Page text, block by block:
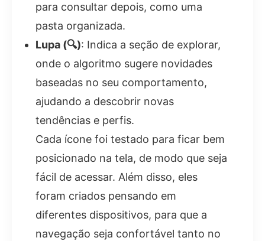
para consultar depois, como uma
pasta organizada.
Lupa (🔍): Indica a seção de explorar,
onde o algoritmo sugere novidades
baseadas no seu comportamento,
ajudando a descobrir novas
tendências e perfis.
Cada ícone foi testado para ficar bem
posicionado na tela, de modo que seja
fácil de acessar. Além disso, eles
foram criados pensando em
diferentes dispositivos, para que a
navegação seja confortável tanto no